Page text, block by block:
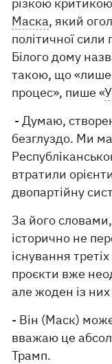
Маска, який
політичної
Білого дому
такою, що «лише
процес», пише «
- Думаю,
безглуздо. Ми
втратили
двопартійну
За його
історично не
існування
проєкти вже
але жоден із
- Він (Маск)
вважаю це
Трамп.